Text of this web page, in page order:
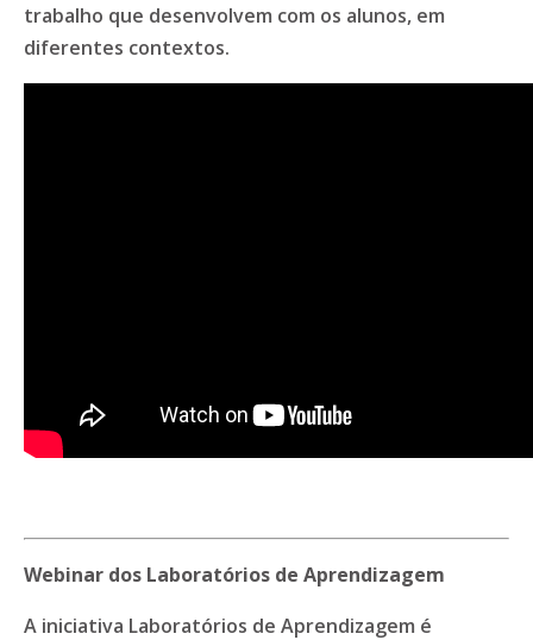
trabalho que desenvolvem com os alunos, em
diferentes contextos.
Webinar dos Laboratórios de Aprendizagem
A iniciativa Laboratórios de Aprendizagem é